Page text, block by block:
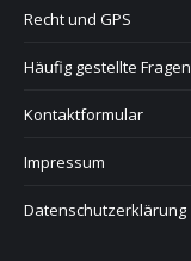
Recht und GPS
Häufig gestellte Fragen
Kontaktformular
Impressum
Datenschutzerklärung